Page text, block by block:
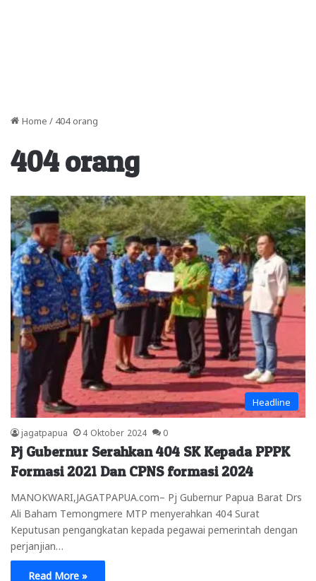
Home / 404 orang
404 orang
Headline
jagatpapua 4 Oktober 2024 0
Pj Gubernur Serahkan 404 SK Kepada PPPK
Formasi 2021 Dan CPNS formasi 2024
MANOKWARI,JAGATPAPUA.com– Pj Gubernur Papua Barat Drs
Ali Baham Temongmere MTP menyerahkan 404 Surat
Keputusan pengangkatan kepada pegawai pemerintah dengan
perjanjian…
Read More »